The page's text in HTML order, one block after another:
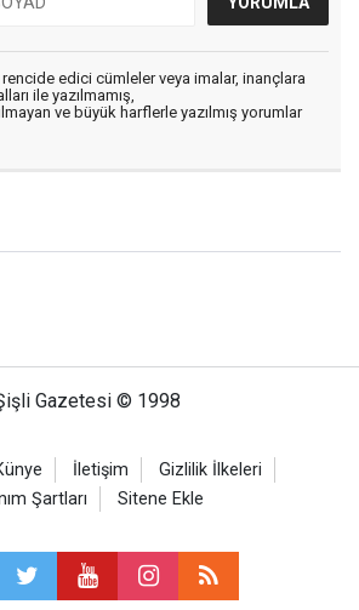
edici cümleler veya imalar, inançlara
ile yazılmamış,
ve büyük harflerle yazılmış yorumlar
Gazetesi © 1998
İletişim
Gizlilik İlkeleri
Şartları
Sitene Ekle